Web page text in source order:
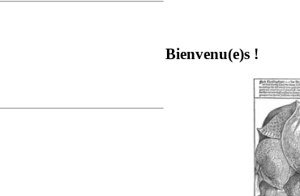
Bienvenu(e)s !